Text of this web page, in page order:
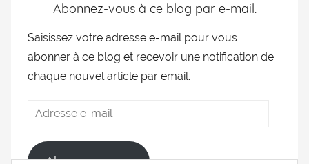
Abonnez-vous à ce blog par e-mail.
Saisissez votre adresse e-mail pour vous
abonner à ce blog et recevoir une notification de
chaque nouvel article par email.